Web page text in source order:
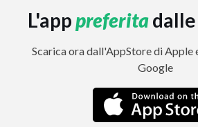
L'apppreferita
Scarica ora dall'AppStore di Apple
Google